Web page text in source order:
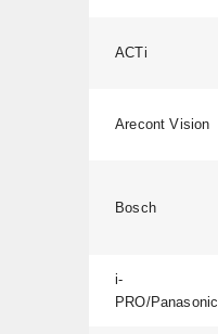
ACTi
Arecont Vision
Bosch
i-
PRO/Panasonic